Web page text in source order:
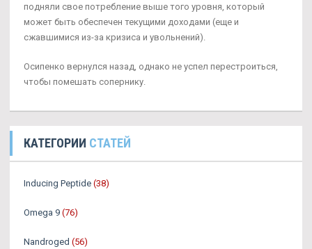
подняли свое потребление выше того уровня, который
может быть обеспечен текущими доходами (еще и
сжавшимися из-за кризиса и увольнений).
Осипенко вернулся назад, однако не успел перестроиться,
чтобы помешать сопернику.
КАТЕГОРИИ СТАТЕЙ
Inducing Peptide (38)
Omega 9 (76)
Nandroged (56)